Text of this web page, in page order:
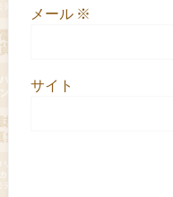
メール ※
サイト